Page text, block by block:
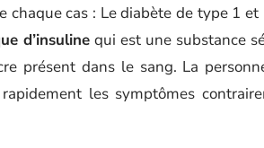
cas : Le diabète de type 1
d’insulinequi est une substance
présent dans le sang. La
les symptômes